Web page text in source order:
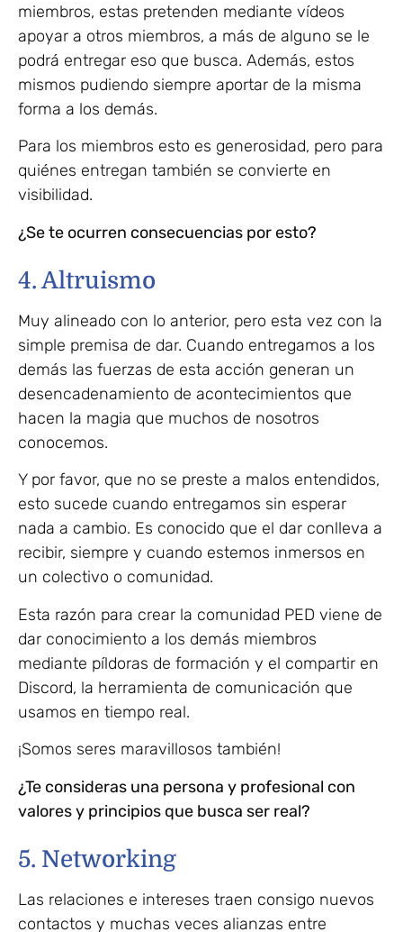
miembros, estas pretenden mediante vídeos
apoyar a otros miembros, a más de alguno se le
podrá entregar eso que busca. Además, estos
mismos pudiendo siempre aportar de la misma
forma a los demás.
Para los miembros esto es generosidad, pero para
quiénes entregan también se convierte en
visibilidad.
¿Se te ocurren consecuencias por esto?
4. Altruismo
Muy alineado con lo anterior, pero esta vez con la
simple premisa de dar. Cuando entregamos a los
demás las fuerzas de esta acción generan un
desencadenamiento de acontecimientos que
hacen la magia que muchos de nosotros
conocemos.
Y por favor, que no se preste a malos entendidos,
esto sucede cuando entregamos sin esperar
nada a cambio. Es conocido que el dar conlleva a
recibir, siempre y cuando estemos inmersos en
un colectivo o comunidad.
Esta razón para crear la comunidad PED viene de
dar conocimiento a los demás miembros
mediante píldoras de formación y el compartir en
Discord, la herramienta de comunicación que
usamos en tiempo real.
¡Somos seres maravillosos también!
¿Te consideras una persona y profesional con
valores y principios que busca ser real?
5. Networking
Las relaciones e intereses traen consigo nuevos
contactos y muchas veces alianzas entre